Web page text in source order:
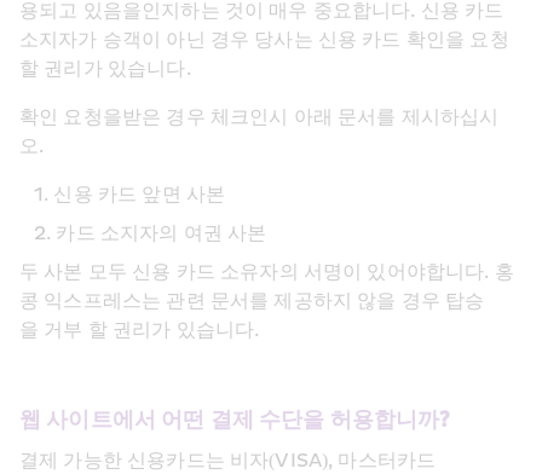
용되고 있음을인지하는 것이 매우 중요합니다. 신용 카드
소지자가 승객이 아닌 경우 당사는 신용 카드 확인을 요청
할 권리가 있습니다.
확인 요청을받은 경우 체크인시 아래 문서를 제시하십시
오.
신용 카드 앞면 사본
카드 소지자의 여권 사본
두 사본 모두 신용 카드 소유자의 서명이 있어야합니다. 홍
콩 익스프레스는 관련 문서를 제공하지 않을 경우 탑승
을 거부 할 권리가 있습니다.
웹 사이트에서 어떤 결제 수단을 허용합니까?
결제 가능한 신용카드는 비자(VISA), 마스터카드